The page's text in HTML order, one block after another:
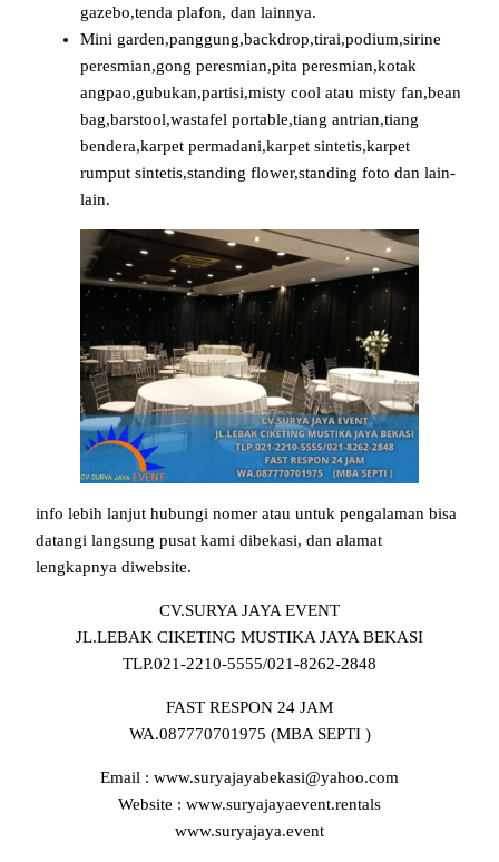
gazebo,tenda plafon, dan lainnya.
Mini garden,panggung,backdrop,tirai,podium,sirine
peresmian,gong peresmian,pita peresmian,kotak
angpao,gubukan,partisi,misty cool atau misty fan,bean
bag,barstool,wastafel portable,tiang antrian,tiang
bendera,karpet permadani,karpet sintetis,karpet
rumput sintetis,standing flower,standing foto dan lain-
lain.
info lebih lanjut hubungi nomer atau untuk pengalaman bisa
datangi langsung pusat kami dibekasi, dan alamat
lengkapnya diwebsite.
CV.SURYA JAYA EVENT
JL.LEBAK CIKETING MUSTIKA JAYA BEKASI
TLP.021-2210-5555/021-8262-2848
FAST RESPON 24 JAM
WA.087770701975 (MBA SEPTI )
Email : www.suryajayabekasi@yahoo.com
Website : www.suryajayaevent.rentals
www.suryajaya.event